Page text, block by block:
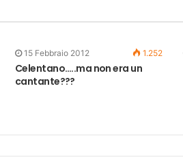
15 Febbraio 2012 1.252
Celentano…..ma non era un
cantante???